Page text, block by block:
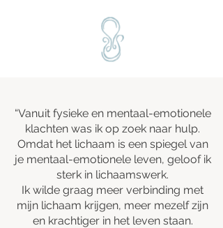
“Vanuit fysieke en mentaal-emotionele
klachten was ik op zoek naar hulp.
Omdat het lichaam is een spiegel van
je mentaal-emotionele leven, geloof ik
sterk in lichaamswerk.
Ik wilde graag meer verbinding met
mijn lichaam krijgen, meer mezelf zijn
en krachtiger in het leven staan.